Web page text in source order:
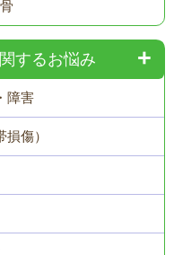
するお悩み
障害
傷）